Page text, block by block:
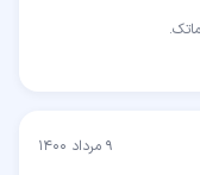
۹ مرداد ۱۴۰۰